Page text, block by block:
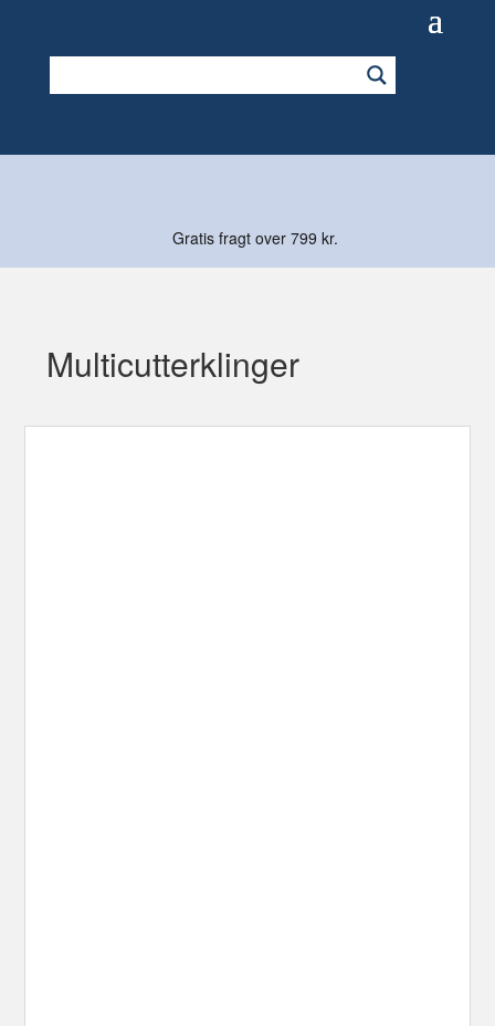
Gratis fragt over 799 kr.
Multicutterklinger